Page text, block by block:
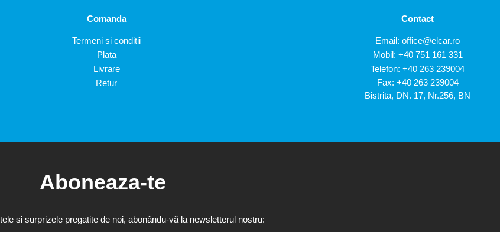
Comanda
Termeni si conditii
Plata
Livrare
Retur
Contact
Email: office@elcar.ro
Mobil: +40 751 161 331
Telefon: +40 263 239004
Fax: +40 263 239004
Bistrita, DN. 17, Nr.256, BN
Aboneaza-te
si surprizele pregatite de noi, abonându-vă la newsletterul nostru: